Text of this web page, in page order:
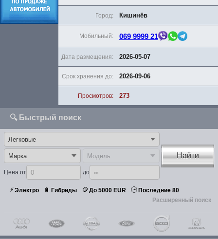
Дата размещения: 2026-05-07
Город: Кишинёв
Срок хранения до: 2026-09-06
Мобильный: 069 9999 21
Просмотров: 273
🔍 Быстрый поиск
Цена от до
Найти
⚡Электро 🔋 Гибриды 🪙 До 5000 EUR 🕒 Последние 80
Расширенный поиск